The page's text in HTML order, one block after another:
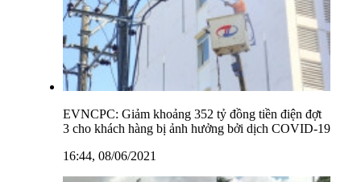
EVNCPC: Giảm khoảng 352 tỷ đồng tiền điện đợt
3 cho khách hàng bị ảnh hưởng bởi dịch COVID-19
16:44, 08/06/2021